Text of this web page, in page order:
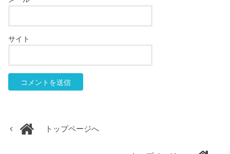
サイト
トップページへ